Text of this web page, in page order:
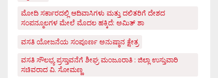
ಮೋದಿ ಸರ್ಕಾರದಲ್ಲಿ ಆದಿವಾಸಿಗಳು ಮತ್ತು ದಲಿತರಿಗೆ ದೇಶದ
ಸಂಪನ್ಮೂಲಗಳ ಮೇಲೆ ಮೊದಲ ಹಕ್ಕಿದೆ: ಅಮಿತ್ ಶಾ
ವಸತಿ ಯೋಜನೆಯ ಸಂಪೂರ್ಣ ಅನುಷ್ಠಾನ ಕ್ಷೇತ್ರ
ವಸತಿ ಸೌಲಭ್ಯ ಪ್ರಸ್ತಾವನೆಗೆ ಶೀಘ್ರ ಮಂಜೂರಾತಿ : ಜಿಲ್ಲಾ ಉಸ್ತುವಾರಿ
ಸಚಿವರಾದ ವಿ. ಸೋಮಣ್ಣ